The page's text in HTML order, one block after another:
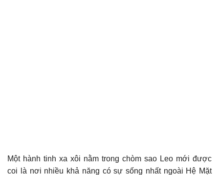
Một hành tinh xa xôi nằm trong chòm sao Leo mới được
coi là nơi nhiều khả năng có sự sống nhất ngoài Hệ Mặt